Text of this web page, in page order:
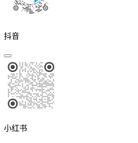
抖音
小红书